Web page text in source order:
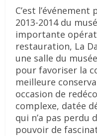
C’est
2013-2014 du
importante
restauration, La
une salle du
pour favoriser la
meilleure
occasion de
complexe, datée
qui n’a pas perdu
pouvoir de